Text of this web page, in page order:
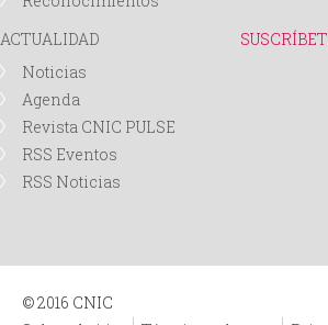
ACTUALIDAD
Noticias
Agenda
Revista CNIC PULSE
RSS Eventos
RSS Noticias
© 2016 CNIC